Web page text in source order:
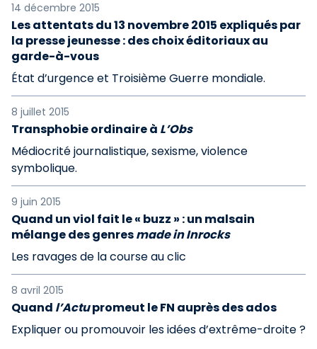
14 décembre 2015
Les attentats du 13 novembre 2015 expliqués par
la presse jeunesse : des choix éditoriaux au
garde-à-vous
État d’urgence et Troisième Guerre mondiale.
8 juillet 2015
Transphobie ordinaire à L’Obs
Médiocrité journalistique, sexisme, violence
symbolique.
9 juin 2015
Quand un viol fait le « buzz » : un malsain
mélange des genresmade in Inrocks
Les ravages de la course au clic
8 avril 2015
Quand l’Actupromeut le FN auprès des ados
Expliquer ou promouvoir les idées d’extrême-droite ?